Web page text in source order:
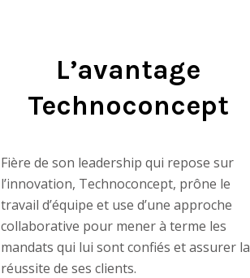
L’avantage
Technoconcept
Fière de son leadership qui repose sur
l’innovation, Technoconcept, prône le
travail d’équipe et use d’une approche
collaborative pour mener à terme les
mandats qui lui sont confiés et assurer la
réussite de ses clients.